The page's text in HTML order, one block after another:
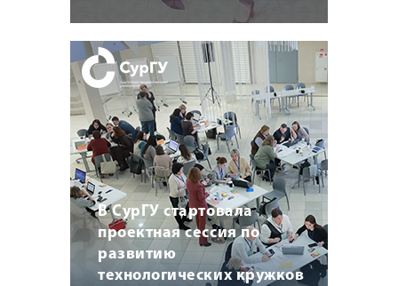
В СурГУ стартовала
проектная сессия по
развитию
технологических кружков